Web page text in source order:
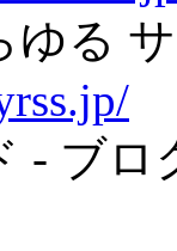
る
- ブロ